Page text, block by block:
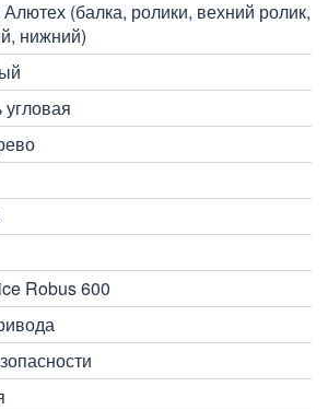
(балка, ролики, вехний ролик,
нижний)
Robus 600